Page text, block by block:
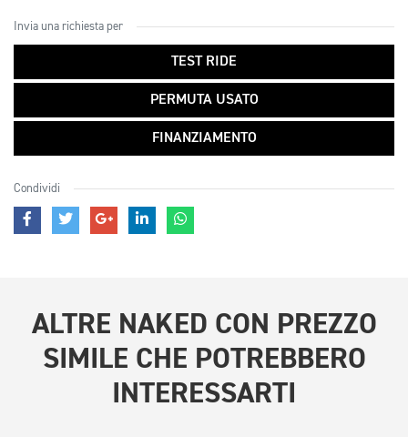
Invia una richiesta per
TEST RIDE
PERMUTA USATO
FINANZIAMENTO
Condividi
ALTRE NAKED CON PREZZO
SIMILE CHE POTREBBERO
INTERESSARTI